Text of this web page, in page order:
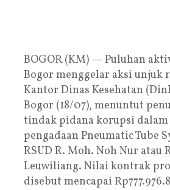
BOGOR (KM) — Puluhan
Bogor menggelar aksi unjuk
Kantor Dinas Kesehatan
Bogor (18/07), menuntut
tindak pidana korupsi
pengadaan Pneumatic Tube
RSUD R. Moh. Noh Nur atau
Leuwiliang. Nilai kontrak
disebut mencapai